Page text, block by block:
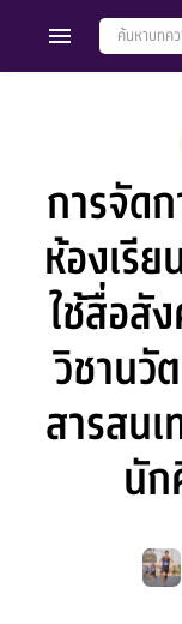
การจัด
ห้องเรี
ใช้สื่อสั
วิชานวั
สารสน
นั
Members Groups